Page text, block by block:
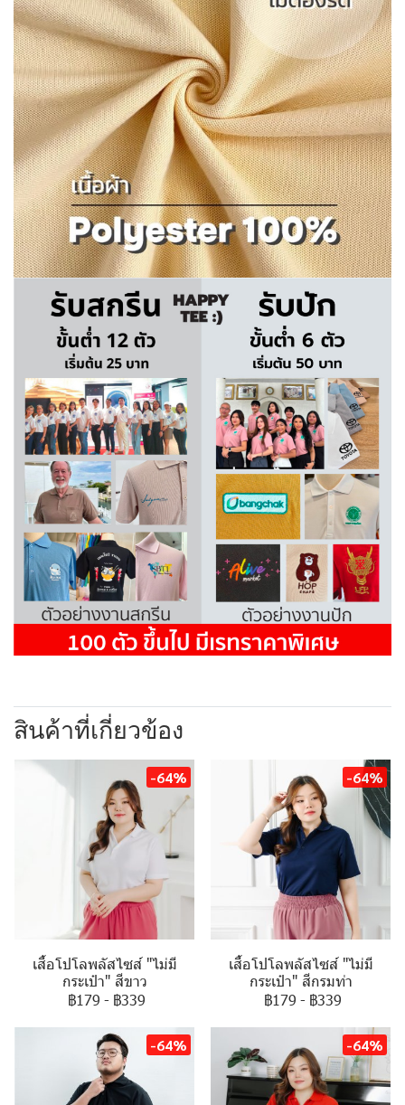
สินค้าที่เกี่ยวข้อง
-64%
เสื้อโปโลพลัสไซส์ "ไม่มี
กระเป๋า" สีขาว
฿179 - ฿339
-64%
เสื้อโปโลพลัสไซส์ "ไม่มี
กระเป๋า" สีกรมท่า
฿179 - ฿339
-64% -64%